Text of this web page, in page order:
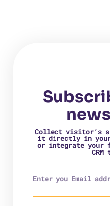
Collect visitor’s
it directly in your
or integrate your